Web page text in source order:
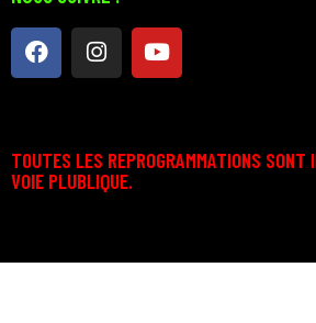
TOUTES LES REPROGRAMMATIONS
VOIE PLUBLIQUE.